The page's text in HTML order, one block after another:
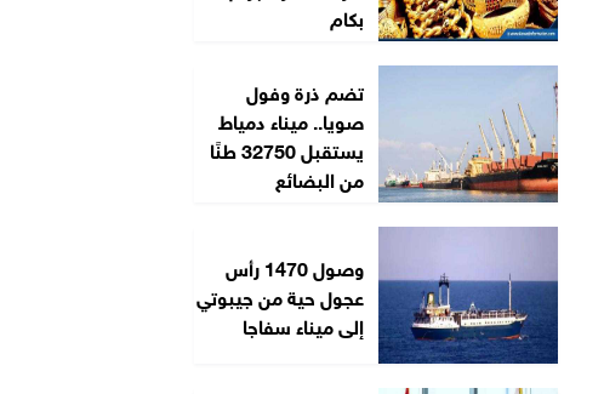
بكام
تضم ذرة وفول
صويا.. ميناء دمياط
يستقبل 32750 طنًا
من البضائع
وصول 1470 رأس
عجول حية من جيبوتي
إلى ميناء سفاجا